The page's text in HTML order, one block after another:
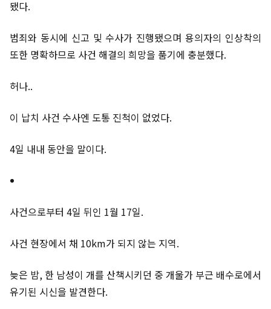
됐다.
범죄와 동시에 신고 및 수사가 진행됐으며 용의자의 인상착의
또한 명확하므로 사건 해결의 희망을 품기에 충분했다.
허나..
이 납치 사건 수사엔 도통 진척이 없었다.
4일 내내 동안을 말이다.
사건으로부터 4일 뒤인 1월 17일.
사건 현장에서 채 10km가 되지 않는 지역.
늦은 밤, 한 남성이 개를 산책시키던 중 개울가 부근 배수로에서
유기된 시신을 발견한다.